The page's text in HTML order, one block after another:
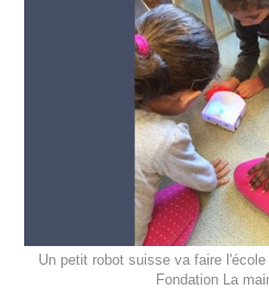
Un petit robot suisse va faire
Fondation La